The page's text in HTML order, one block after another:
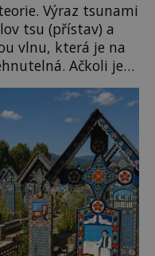
Výraz tsunami
tsu (přístav) a
vlnu, která je na
Ačkoli je
výška vlny
metru. Máme se
Vznik